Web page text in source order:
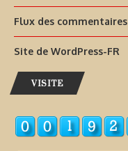
Flux des commentaires
Site de WordPress-FR
VISITE